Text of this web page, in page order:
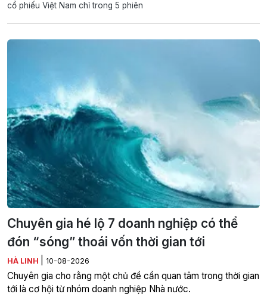
cổ phiếu Việt Nam chỉ trong 5 phiên
Chuyên gia hé lộ 7 doanh nghiệp có thể
đón “sóng” thoái vốn thời gian tới
HÀ LINH 10-08-2026
Chuyên gia cho rằng một chủ đề cần quan tâm trong thời gian
tới là cơ hội từ nhóm doanh nghiệp Nhà nước.